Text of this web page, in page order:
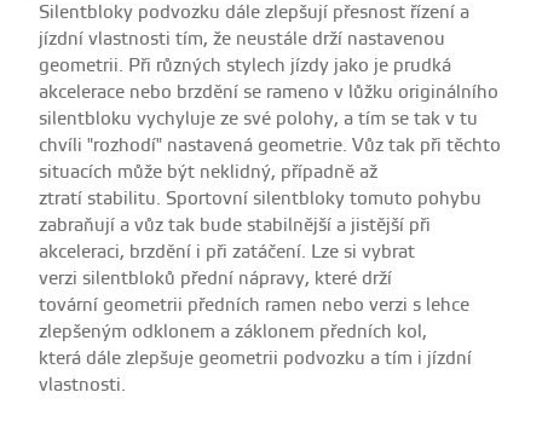
Silentbloky podvozku dále zlepšují přesnost řízení a
jízdní vlastnosti tím, že neustále drží nastavenou
geometrii. Při různých stylech jízdy jako je prudká
akcelerace nebo brzdění se rameno v lůžku originálního
silentbloku vychyluje ze své polohy, a tím se tak v tu
chvíli "rozhodí" nastavená geometrie. Vůz tak při těchto
situacích může být neklidný, případně až
ztratí stabilitu. Sportovní silentbloky tomuto pohybu
zabraňují a vůz tak bude stabilnější a jistější při
akceleraci, brzdění i při zatáčení. Lze si vybrat
verzi silentbloků přední nápravy, které drží
tovární geometrii předních ramen nebo verzi s lehce
zlepšeným odklonem a záklonem předních kol,
která dále zlepšuje geometrii podvozku a tím i jízdní
vlastnosti.